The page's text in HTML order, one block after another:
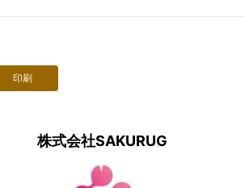
印刷
株式会社SAKURUG